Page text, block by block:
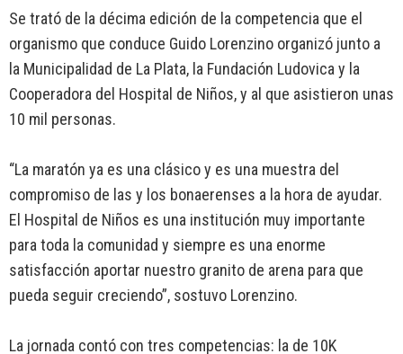
Se trató de la décima edición de la competencia que el
organismo que conduce Guido Lorenzino organizó junto a
la Municipalidad de La Plata, la Fundación Ludovica y la
Cooperadora del Hospital de Niños, y al que asistieron unas
10 mil personas.
“La maratón ya es una clásico y es una muestra del
compromiso de las y los bonaerenses a la hora de ayudar.
El Hospital de Niños es una institución muy importante
para toda la comunidad y siempre es una enorme
satisfacción aportar nuestro granito de arena para que
pueda seguir creciendo”, sostuvo Lorenzino.
La jornada contó con tres competencias: la de 10K